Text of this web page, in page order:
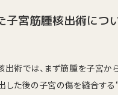
子宮筋腫核出術につ
術では、まず筋腫を子宮か
した後の子宮の傷を縫合する